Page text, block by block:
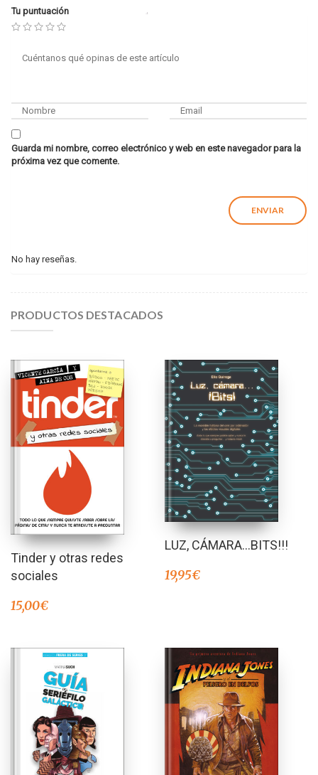
Tu puntuación
Guarda mi nombre, correo electrónico y web en este navegador para la
próxima vez que comente.
No hay reseñas.
PRODUCTOS DESTACADOS
Tinder y otras redes
sociales
15,00€
LUZ, CÁMARA…BITS!!!
19,95€